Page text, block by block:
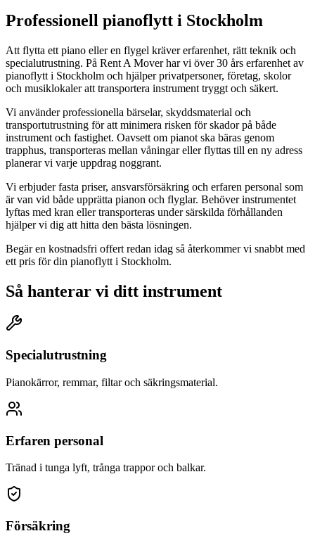
Professionell pianoflytt i Stockholm
Att flytta ett piano eller en flygel kräver erfarenhet, rätt teknik och
specialutrustning. På Rent A Mover har vi över 30 års erfarenhet av
pianoflytt i Stockholm och hjälper privatpersoner, företag, skolor
och musiklokaler att transportera instrument tryggt och säkert.
Vi använder professionella bärselar, skyddsmaterial och
transportutrustning för att minimera risken för skador på både
instrument och fastighet. Oavsett om pianot ska bäras genom
trapphus, transporteras mellan våningar eller flyttas till en ny adress
planerar vi varje uppdrag noggrant.
Vi erbjuder fasta priser, ansvarsförsäkring och erfaren personal som
är van vid både upprätta pianon och flyglar. Behöver instrumentet
lyftas med kran eller transporteras under särskilda förhållanden
hjälper vi dig att hitta den bästa lösningen.
Begär en kostnadsfri offert redan idag så återkommer vi snabbt med
ett pris för din pianoflytt i Stockholm.
Så hanterar vi ditt instrument
Specialutrustning
Pianokärror, remmar, filtar och säkringsmaterial.
Erfaren personal
Tränad i tunga lyft, trånga trappor och balkar.
Försäkring